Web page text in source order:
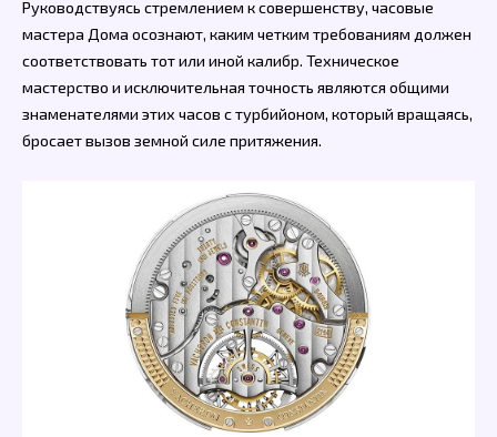
Руководствуясь стремлением к совершенству, часовые
мастера Дома осознают, каким четким требованиям должен
соответствовать тот или иной калибр. Техническое
мастерство и исключительная точность являются общими
знаменателями этих часов с турбийоном, который вращаясь,
бросает вызов земной силе притяжения.